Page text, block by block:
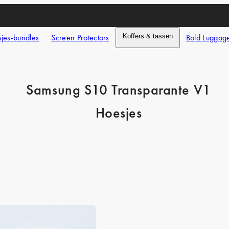
bundles Screen Protectors Koffers & tassen Bold
Samsung S10 Transparante V1
Hoesjes